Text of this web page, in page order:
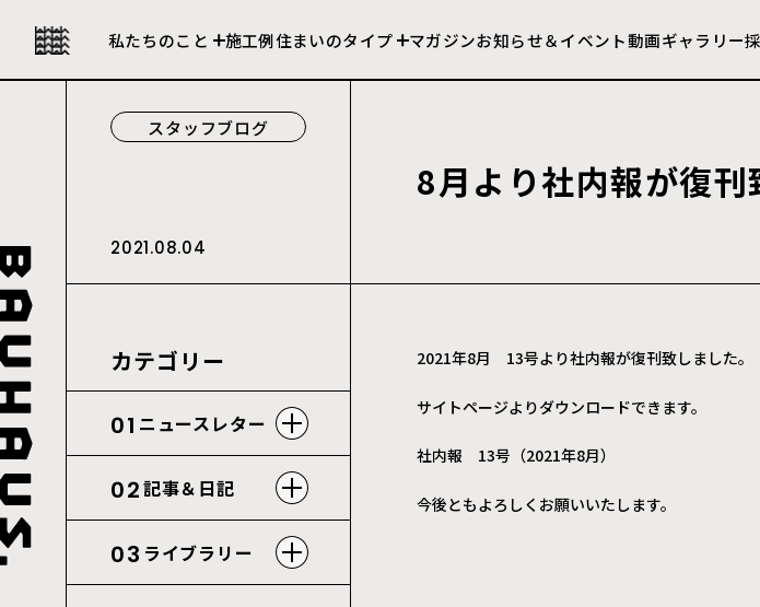
私たちのこと
会社について
施工例住まいのタイプ
建売住宅
マガジンお知らせ＆イベント動画ギャラリー
スタッフブログ
2021.08.04
8月よ り社内報が復刊
カテゴリー
01 ニュースレター
02記事＆日記
03 ライブラリー
2021年8月 13号より社内報が復刊致しました。
サイトページよりダウンロードできます。
社内報 13号（2021年8月）
今後ともよろしくお願いいたします。